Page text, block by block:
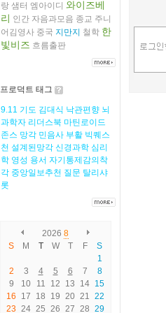
랑 샘터 엠아이디 와이즈베
리 인간 자음과모음 종교 주니
어김영사 중국 지만지 철학 한
빛비즈 흐름출판
프로덕트 태그
9.11 기도 김대식 낙관편향 뇌
과학자 리더스북 마틴로이드
존스 망각 민음사 부활 빅퀘스
천 설계된망각 신경과학 심리
학 영성 용서 자기통제감의착
각 중앙일보추천 질문 탈리샤
롯
2026 8
S
M T W T F
S
1
2
3 4 5 6 7
8
9
10 11 12 13 14 15
16
17 18 19 20 21 22
23 24 25 26 27 28 29